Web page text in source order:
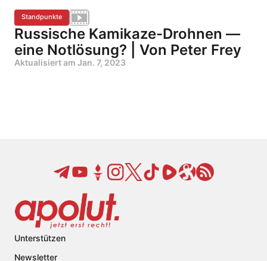
Standpunkte
Russische Kamikaze-Drohnen —
eine Notlösung? | Von Peter Frey
Aktualisiert am Jan. 7, 2023
Unterstützen
Newsletter